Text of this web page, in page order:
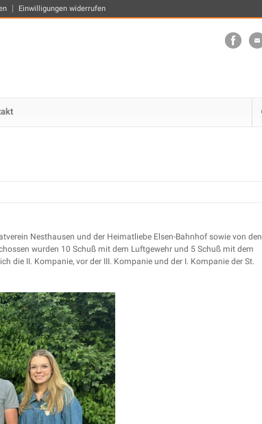
Einwilligungen widerrufen
Nesthausen und der Heimatliebe Elsen-Bahnhof sowie von den
wurden 10 Schuß mit dem Luftgewehr und 5 Schuß mit dem
die II. Kompanie, vor der III. Kompanie und der I. Kompanie der St.